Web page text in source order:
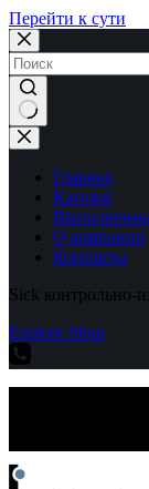
Перейти к сути
Ничего
не
найденоГлавная
Каталог
О компании
Контакты
Sick контрольно-
Explore Shop